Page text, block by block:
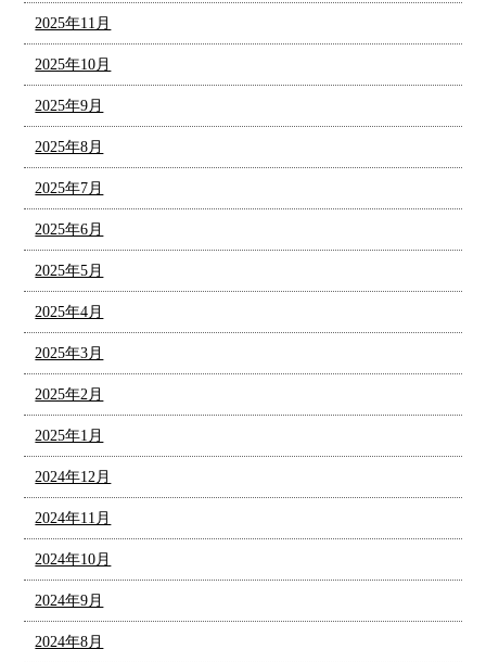
2025年11月
2025年10月
2025年9月
2025年8月
2025年7月
2025年6月
2025年5月
2025年4月
2025年3月
2025年2月
2025年1月
2024年12月
2024年11月
2024年10月
2024年9月
2024年8月